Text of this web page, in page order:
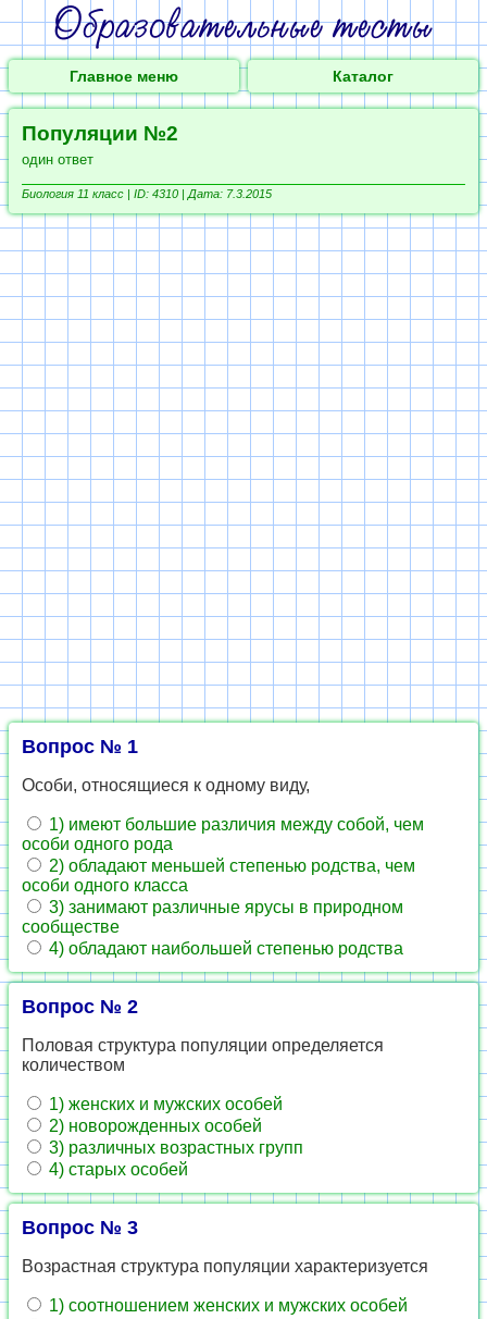
Главное меню Каталог
Популяции №2
один ответ
Биология 11 класс | ID: 4310 | Дата: 7.3.2015
Вопрос № 1
Особи, относящиеся к одному виду,
1) имеют большие различия между собой, чем
особи одного рода
2) обладают меньшей степенью родства, чем
особи одного класса
3) занимают различные ярусы в природном
сообществе
4) обладают наибольшей степенью родства
Вопрос № 2
Половая структура популяции определяется
количеством
1) женских и мужских особей
2) новорожденных особей
3) различных возрастных групп
4) старых особей
Вопрос № 3
Возрастная структура популяции характеризуется
1) соотношением женских и мужских особей